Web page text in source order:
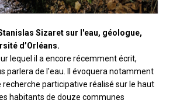
Sizaret sur l'eau, géologue,
d’Orléans.
lequel il a encore récemment écrit,
parlera de l'eau. Il évoquera notamment
recherche participative réalisé sur le haut
habitants de douze communes